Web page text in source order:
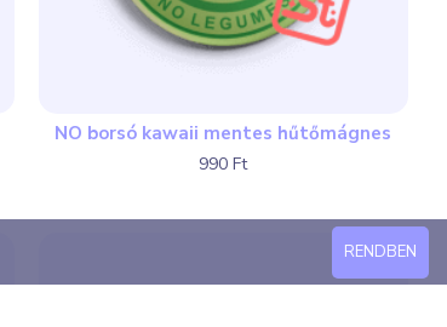
NO borsó kawaii mentes hűtőmágnes
990 Ft
RENDBEN